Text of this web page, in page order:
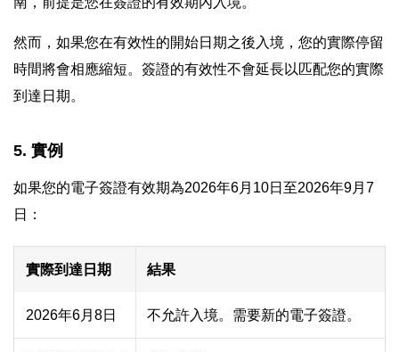
然而，如果您在有效性的開始日期之後入境，您的實際停留
時間將會相應縮短。簽證的有效性不會延長以匹配您的實際
到達日期。
5. 實例
如果您的電子簽證有效期為2026年6月10日至2026年9月7
日：
實際到達日期 結果
2026年6月8日 不允許入境。需要新的電子簽證。